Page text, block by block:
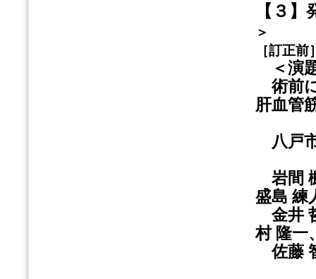
【３
＞
［訂正前
＜演
術前
肝血管
八戸
岩間
盛島 練
金井
村 隆一
佐藤